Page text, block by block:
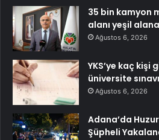
35 bin kamyon
alanı yeşil
Ağustos 6, 2026
YKS’ye kaç kişi
üniversite
Ağustos 6, 2026
Adana’da
Şüpheli